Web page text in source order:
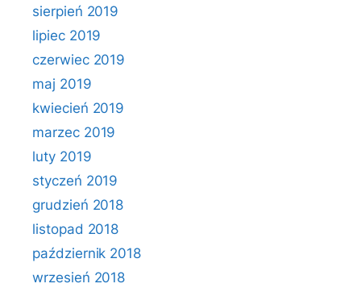
sierpień 2019
lipiec 2019
czerwiec 2019
maj 2019
kwiecień 2019
marzec 2019
luty 2019
styczeń 2019
grudzień 2018
listopad 2018
październik 2018
wrzesień 2018